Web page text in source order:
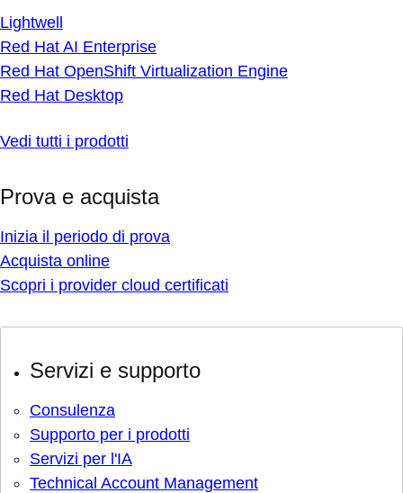
Lightwell
Red Hat AI Enterprise
Red Hat OpenShift Virtualization Engine
Red Hat Desktop
Vedi tutti i prodotti
Prova e acquista
Inizia il periodo di prova
Acquista online
Scopri i provider cloud certificati
Servizi e supporto
Consulenza
Supporto per i prodotti
Servizi per l'IA
Technical Account Management